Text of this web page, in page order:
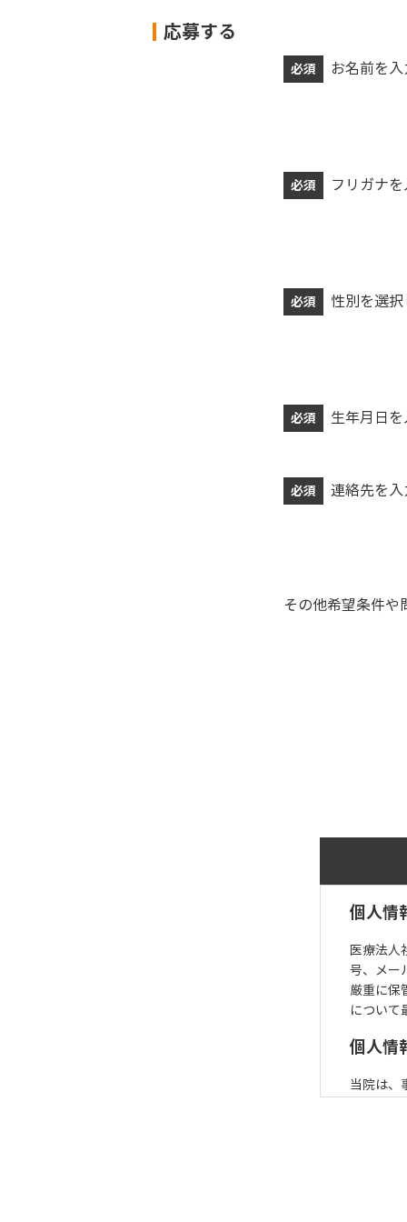
応募する
必須 お名前を入
必須 フリガナを
必須 性別を選択
必須 生年月日を
必須 連絡先を入
その他希望条件や
個人情
医療法人
号、メー
厳重に保
について
個人情
当院は、
・電子